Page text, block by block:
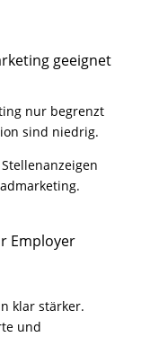
geeignet
nur begrenzt
sind niedrig.
Employer
klar stärker.
und